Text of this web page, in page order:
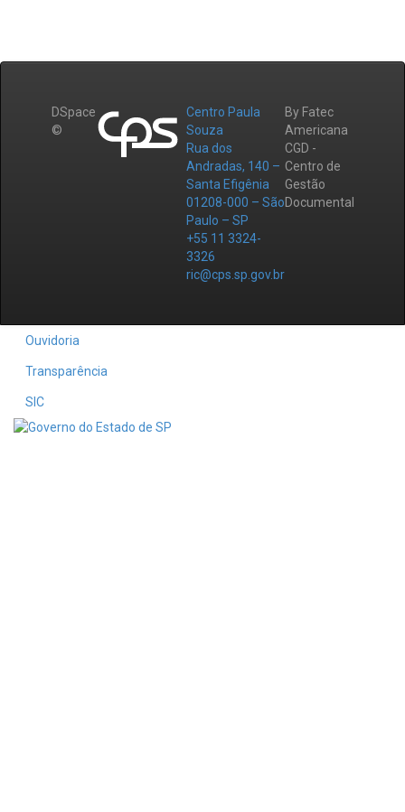
DSpace
©
Centro Paula
Souza
Rua dos
Andradas, 140 –
Santa Efigênia
01208-000 – São
Paulo – SP
+55 11 3324-
3326
ric@cps.sp.gov.br
By Fatec
Americana
CGD -
Centro de
Gestão
Documental
Ouvidoria
Transparência
SIC